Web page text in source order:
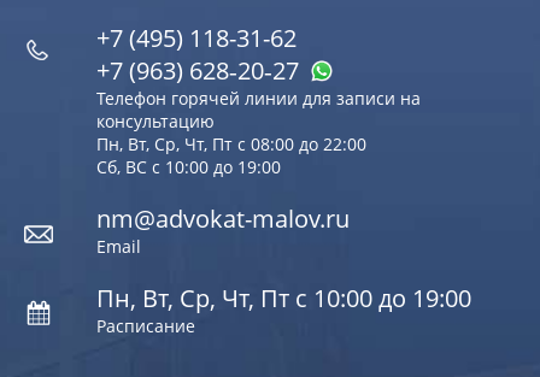
+7 (495) 118-31-62
+7 (963) 628‑20‑27
Телефон горячей линии для записи на
консультацию
Пн, Вт, Ср, Чт, Пт с 08:00 до 22:00
Сб, ВС с 10:00 до 19:00
nm@advokat-malov.ru
Email
Пн, Вт, Ср, Чт, Пт с 10:00 до 19:00
Расписание